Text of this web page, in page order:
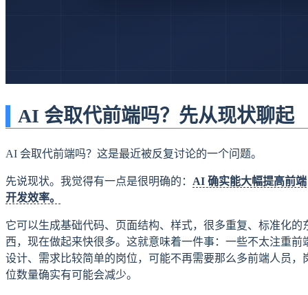
AI 会取代前端吗？先从现状聊起
AI 会取代前端吗？这是最近被反复讨论的一个问题。
先说现状。我觉得有一点是很明确的： AI 确实能大幅提高前端
开发效率。
它可以生成基础代码、页面结构、样式，很多重复、标准化的
西，现在做起来快很多。这就意味着一件事：一些不太注重前
设计、需求比较简单的岗位，可能不再需要那么多前端人员，
位数量确实有可能会减少。